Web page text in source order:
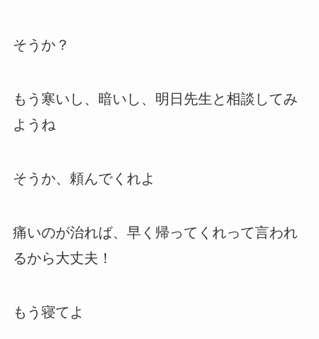
そうか？
もう寒いし、暗いし、明日先生と相談してみ
ようね
そうか、頼んでくれよ
痛いのが治れば、早く帰ってくれって言われ
るから大丈夫！
もう寝てよ